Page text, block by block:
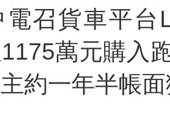
召貨車平台
萬元購入
約一年半帳